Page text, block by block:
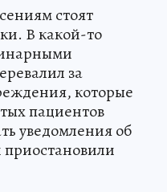
стоят
В какой-то
за
которые
пациентов
уведомления об
приостановили